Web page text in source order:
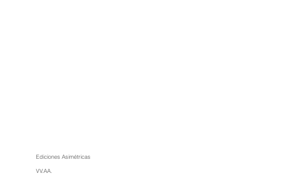
Ediciones Asimétricas
VV.AA.